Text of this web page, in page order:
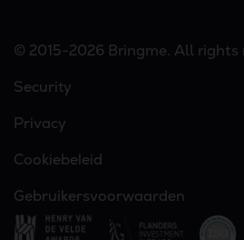
© 2015-2026 Bringme. All rights
Security
Privacy
Cookiebeleid
Gebruikersvoorwaarden